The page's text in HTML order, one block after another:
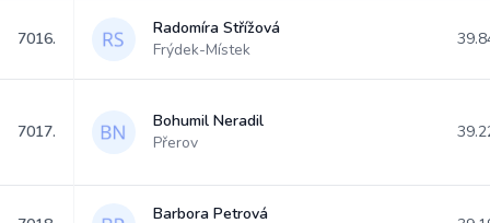
7016.
Radomíra Střížová
Frýdek-Místek
7017.
Bohumil Neradil
Přerov
Barbora Petrová